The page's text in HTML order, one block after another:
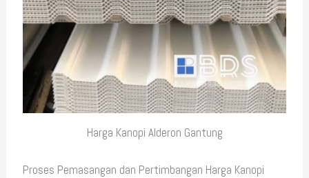
Harga Kanopi Alderon Gantung
Proses Pemasangan dan Pertimbangan Harga Kanopi